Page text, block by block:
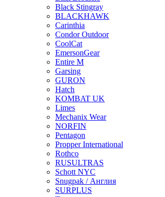
Black Stingray
BLACKHAWK
Carinthia
Condor Outdoor
CoolCat
EmersonGear
Entire M
Garsing
GURON
Hatch
KOMBAT UK
Limes
Mechanix Wear
NORFIN
Pentagon
Propper International
Rothco
RUSULTRAS
Schott NYC
Snugpak / Англия
SURPLUS